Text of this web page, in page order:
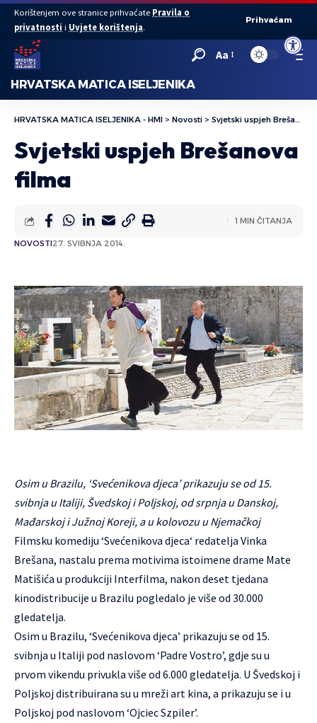
Open
Korištenjem ove stranice prihvaćate Pravila o
privatnosti i Uvjete korištenja.
Prihvaćam
Aa
HRVATSKA MATICA ISELJENIKA
HRVATSKA MATICA ISELJENIKA - HMI > Novosti > Svjetski uspjeh Brešanova filma
Svjetski uspjeh Brešanova
filma
NOVOSTI27. SVIBNJA 2014.
1 MIN ČITANJA
Osim u Brazilu, ‘Svećenikova djeca’ prikazuju se od 15.
svibnja u Italiji, Švedskoj i Poljskoj, od srpnja u Danskoj,
Mađarskoj i Južnoj Koreji, a u kolovozu u Njemačkoj
Filmsku komediju ‘Svećenikova djeca‘ redatelja Vinka
Brešana, nastalu prema motivima istoimene drame Mate
Matišića u produkciji Interfilma, nakon deset tjedana
kinodistribucije u Brazilu pogledalo je više od 30.000
gledatelja.
Osim u Brazilu, ‘Svećenikova djeca’ prikazuju se od 15.
svibnja u Italiji pod naslovom ‘Padre Vostro’, gdje su u
prvom vikendu privukla više od 6.000 gledatelja. U Švedskoj i
Poljskoj distribuirana su u mreži art kina, a prikazuju se i u
Poljskoj pod naslovom ‘Ojciec Szpiler’.